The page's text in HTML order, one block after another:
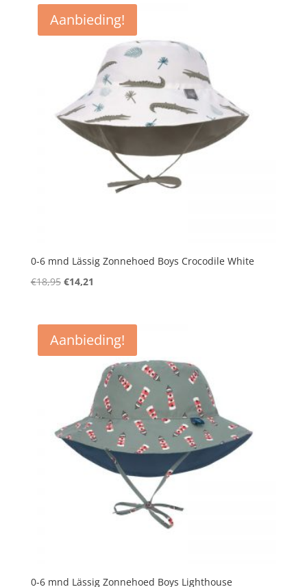
€35,95.€26,96.
Aanbieding!
0-6 mnd Lässig Zonnehoed Boys Crocodile White
€18,95 Oorspronkelijke
€18,95.
€14,21
€14,21.
Aanbieding!
0-6 mnd Lässig Zonnehoed Boys Lighthouse